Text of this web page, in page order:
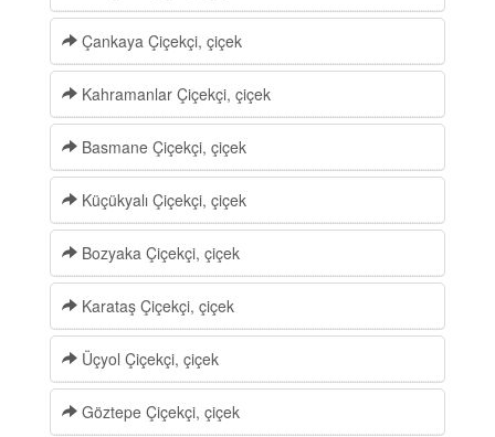
Çankaya Çiçekçi, çiçek
Kahramanlar Çiçekçi, çiçek
Basmane Çiçekçi, çiçek
Küçükyalı Çiçekçi, çiçek
Bozyaka Çiçekçi, çiçek
Karataş Çiçekçi, çiçek
Üçyol Çiçekçi, çiçek
Göztepe Çiçekçi, çiçek